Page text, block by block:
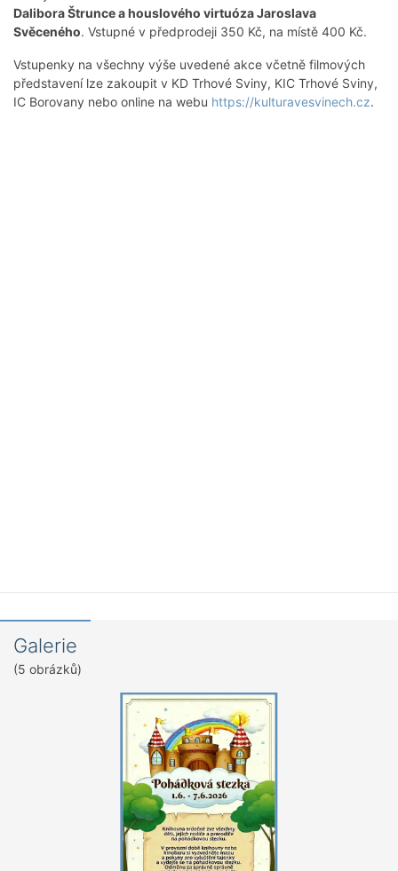
Dalibora Štrunce a houslového virtuóza Jaroslava
Svěceného. Vstupné v předprodeji 350 Kč, na místě 400 Kč.
Vstupenky na všechny výše uvedené akce včetně filmových
představení lze zakoupit v KD Trhové Sviny, KIC Trhové Sviny,
IC Borovany nebo online na webu https://kulturavesvinech.cz.
Galerie
(5 obrázků)